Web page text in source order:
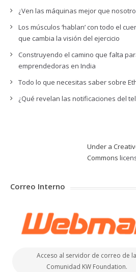
¿Ven las máquinas mejor que
Los músculos ‘hablan’ con todo el
que cambia la visión del ejercicio
Construyendo el camino que falta
emprendedoras en India
Todo lo que necesitas saber sobre
¿Qué revelan las notificaciones del
Under a
Commons
Correo Interno
Acceso al servidor de correo de la
Comunidad KW Foundation.